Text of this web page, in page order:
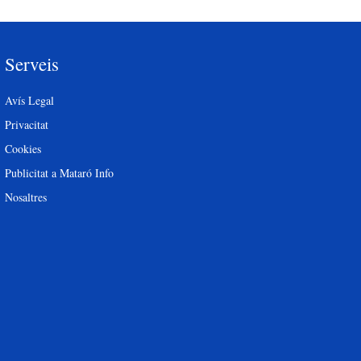
Serveis
Avís Legal
Privacitat
Cookies
Publicitat a Mataró Info
Nosaltres